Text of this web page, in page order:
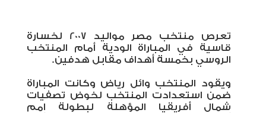
تعرص منتخب مصر مواليد 2007 لخسارة
قاسية في المباراة الودية أمام المنتخب
الروسي بخمسة أهداف مقابل هدفين.
ويقود المنتخب وائل رياض وكانت المباراة
ضمن استعدادت المنتخب لخوض تصفيات
شمال أفريقيا المؤهلة لبطولة امم